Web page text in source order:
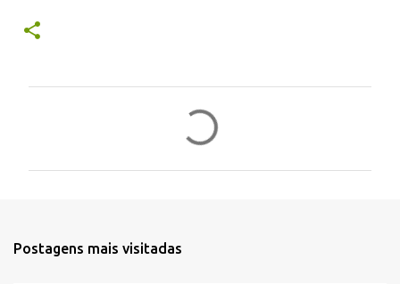
Postagens mais visitadas